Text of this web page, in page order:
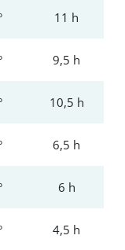
11 h
9,5 h
10,5 h
6,5 h
6 h
4,5 h